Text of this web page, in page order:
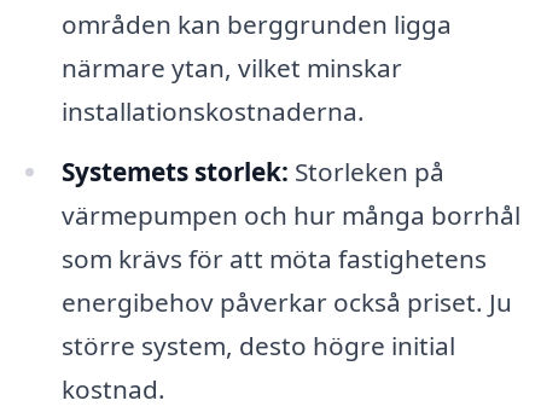
områden kan berggrunden ligga
närmare ytan, vilket minskar
installationskostnaderna.
Systemets storlek: Storleken på
värmepumpen och hur många borrhål
som krävs för att möta fastighetens
energibehov påverkar också priset. Ju
större system, desto högre initial
kostnad.